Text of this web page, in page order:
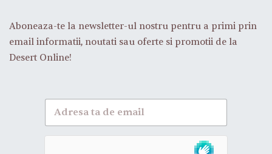
Aboneaza-te la newsletter-ul nostru pentru a primi prin
email informatii, noutati sau oferte si promotii de la
Desert Online!
A
o
n